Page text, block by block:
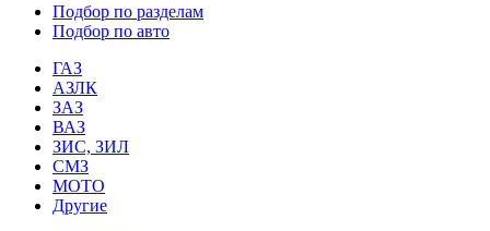
Подбор по разделам
Подбор по авто
ГАЗ
АЗЛК
ЗАЗ
ВАЗ
ЗИС, ЗИЛ
СМЗ
МОТО
Другие